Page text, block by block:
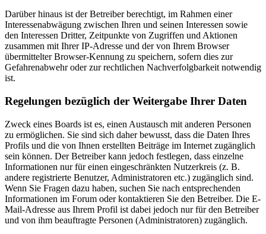
Darüber hinaus ist der Betreiber berechtigt, im Rahmen einer
Interessenabwägung zwischen Ihren und seinen Interessen sowie
den Interessen Dritter, Zeitpunkte von Zugriffen und Aktionen
zusammen mit Ihrer IP-Adresse und der von Ihrem Browser
übermittelter Browser-Kennung zu speichern, sofern dies zur
Gefahrenabwehr oder zur rechtlichen Nachverfolgbarkeit notwendig
ist.
Regelungen bezüglich der Weitergabe Ihrer Daten
Zweck eines Boards ist es, einen Austausch mit anderen Personen
zu ermöglichen. Sie sind sich daher bewusst, dass die Daten Ihres
Profils und die von Ihnen erstellten Beiträge im Internet zugänglich
sein können. Der Betreiber kann jedoch festlegen, dass einzelne
Informationen nur für einen eingeschränkten Nutzerkreis (z. B.
andere registrierte Benutzer, Administratoren etc.) zugänglich sind.
Wenn Sie Fragen dazu haben, suchen Sie nach entsprechenden
Informationen im Forum oder kontaktieren Sie den Betreiber. Die E-
Mail-Adresse aus Ihrem Profil ist dabei jedoch nur für den Betreiber
und von ihm beauftragte Personen (Administratoren) zugänglich.